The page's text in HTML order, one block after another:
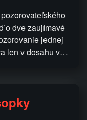
o dve zaujímavé
jednej
len v dosahu v…